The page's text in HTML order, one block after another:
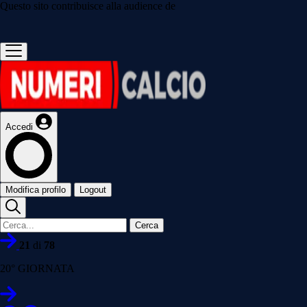
Questo sito contribuisce alla audience de
Accedi
Modifica profilo Logout
Cerca
21 di 78
20° GIORNATA